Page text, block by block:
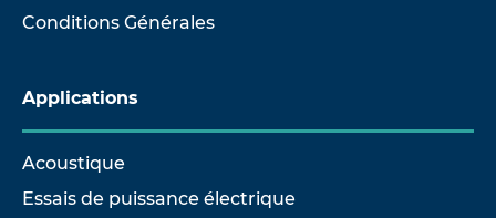
Conditions Générales
Applications
Acoustique
Essais de puissance électrique